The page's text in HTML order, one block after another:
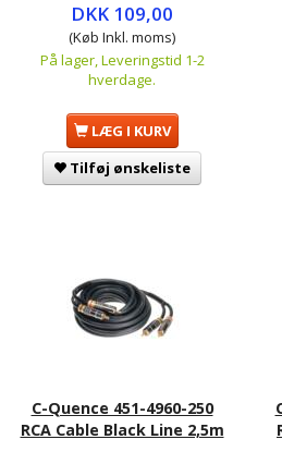
DKK 109,00
(Køb Inkl. moms)
På lager, Leveringstid 1-2
hverdage.
LÆG I KURV
Tilføj ønskeliste
C-Quence 451-4960-250
RCA Cable Black Line 2,5m